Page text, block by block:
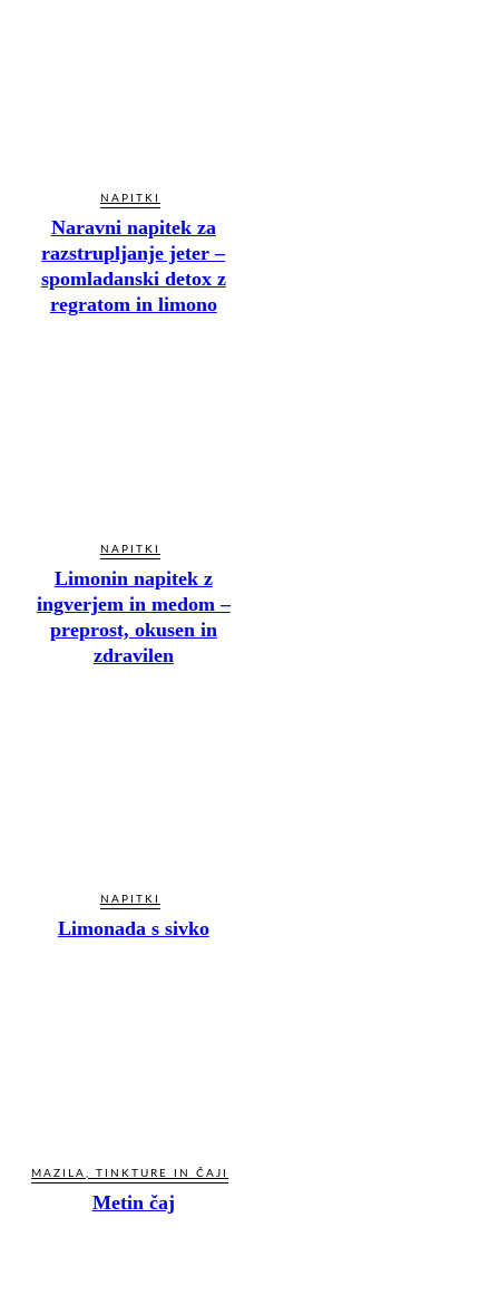
NAPITKI
Naravni napitek za
razstrupljanje jeter –
spomladanski detox z
regratom in limono
NAPITKI
Limonin napitek z
ingverjem in medom –
preprost, okusen in
zdravilen
NAPITKI
Limonada s sivko
MAZILA, TINKTURE IN ČAJI
Metin čaj